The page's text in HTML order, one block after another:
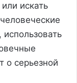
искать
о серьезной